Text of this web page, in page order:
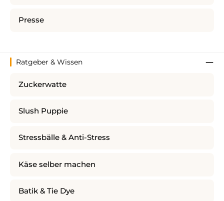
Presse
Ratgeber & Wissen
Zuckerwatte
Slush Puppie
Stressbälle & Anti-Stress
Käse selber machen
Batik & Tie Dye